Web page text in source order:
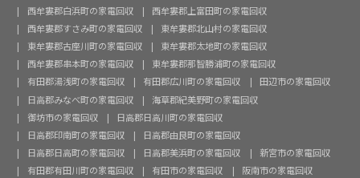
西牟婁郡白浜町の家電回収
西牟婁郡上富田町の家電回収
西牟婁郡すさみ町の家電回収
東牟婁郡北山村の家電回収
東牟婁郡古座川町の家電回収
東牟婁郡太地町の家電回収
西牟婁郡串本町の家電回収
東牟婁郡那智勝浦町の家電回収
有田郡湯浅町の家電回収
有田郡広川町の家電回収
田辺市の家電回収
日高郡みなべ町の家電回収
海草郡紀美野町の家電回収
御坊市の家電回収
日高郡日高川町の家電回収
日高郡印南町の家電回収
日高郡由良町の家電回収
日高郡日高町の家電回収
日高郡美浜町の家電回収
新宮市の家電回収
有田郡有田川町の家電回収
有田市の家電回収
阪南市の家電回収